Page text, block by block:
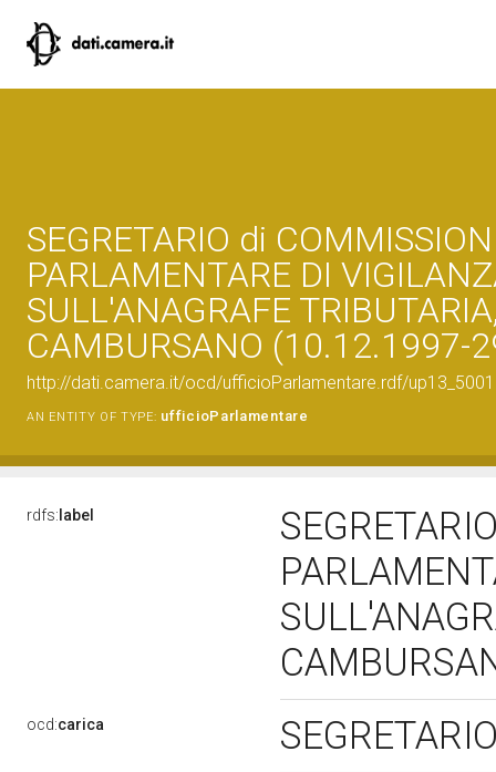
SEGRETARIO di
PARLAMENTARE DI
SULL'ANAGRAFE
CAMBURSANO (10.12.1997-
http://dati.camera.it/ocd/ufficioParlamentare.rdf/
AN ENTITY OF TYPE: ufficioParlamentare
rdfs: label
ocd:carica